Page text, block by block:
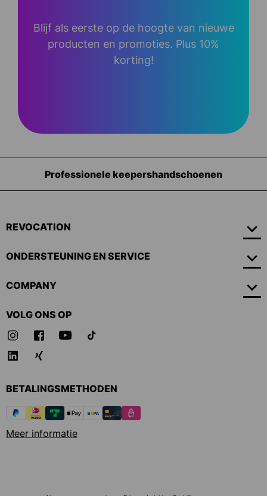
Blijf als eerste op de hoogte van nieuwe
producten en promoties. Plus 10%
korting!
Uitrusting voor
REVOCATION
ONDERSTEUNING EN SERVICE
COMPANY
VOLG ONS OP
BETALINGSMETHODEN
Meer informatie